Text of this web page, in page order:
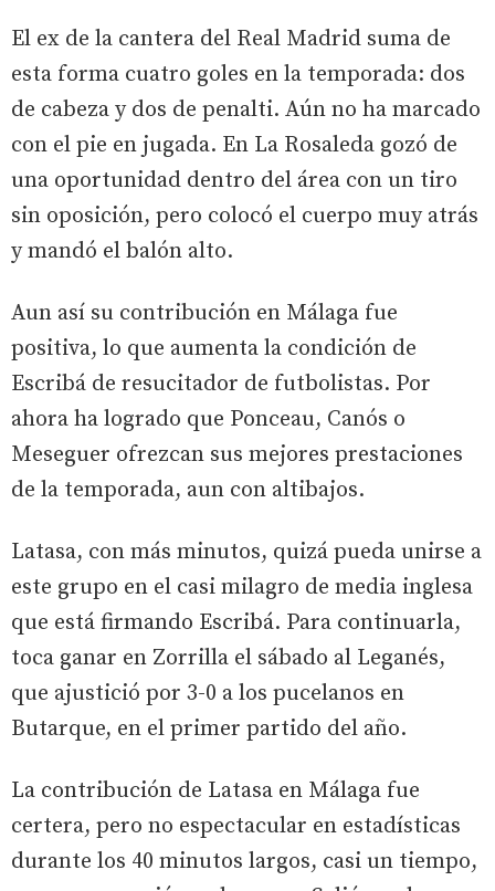
El ex de la cantera del Real Madrid suma de
esta forma cuatro goles en la temporada: dos
de cabeza y dos de penalti. Aún no ha marcado
con el pie en jugada. En La Rosaleda gozó de
una oportunidad dentro del área con un tiro
sin oposición, pero colocó el cuerpo muy atrás
y mandó el balón alto.
Aun así su contribución en Málaga fue
positiva, lo que aumenta la condición de
Escribá de resucitador de futbolistas. Por
ahora ha logrado que Ponceau, Canós o
Meseguer ofrezcan sus mejores prestaciones
de la temporada, aun con altibajos.
Latasa, con más minutos, quizá pueda unirse a
este grupo en el casi milagro de media inglesa
que está firmando Escribá. Para continuarla,
toca ganar en Zorrilla el sábado al Leganés,
que ajustició por 3-0 a los pucelanos en
Butarque, en el primer partido del año.
La contribución de Latasa en Málaga fue
certera, pero no espectacular en estadísticas
durante los 40 minutos largos, casi un tiempo,